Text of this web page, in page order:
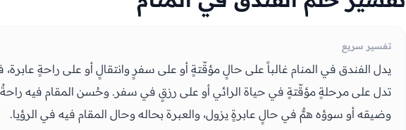
تفسير سريع
يدل الفندق في المنام غالباً على حالٍ مؤقّتةٍ أو على سفرٍ وانتقالٍ أو على راحةٍ عابرة،
تدل على مرحلةٍ مؤقّتةٍ في حياة الرائي أو على رزقٍ في سفر. وحُسن المقام فيه
وضيقه أو سوؤه همٌّ في حالٍ عابرةٍ يزول، والعبرة بحاله وحال المقام فيه في الرؤيا.